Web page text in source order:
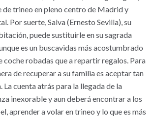
de trineo en pleno centro de Madrid y
Por suerte, Salva (Ernesto Sevilla), su
puede sustituirle en su sagrada
es un buscavidas más acostumbrado
coche robadas que a repartir regalos. Para
de recuperar a su familia es aceptar tan
La cuenta atrás para la llegada de la
inexorable y aun deberá encontrar a los
aprender a volar en trineo y lo que es más